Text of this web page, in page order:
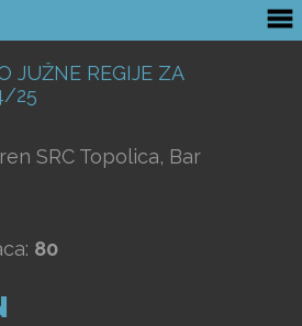
JUŽNE REGIJE ZA
25
SRC Topolica, Bar
80